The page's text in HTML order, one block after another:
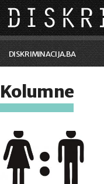
Skip to main content
DISKRIMINACIJA.BA
Vijesti i događaji
Kolumne
Lične priče
Kolumne